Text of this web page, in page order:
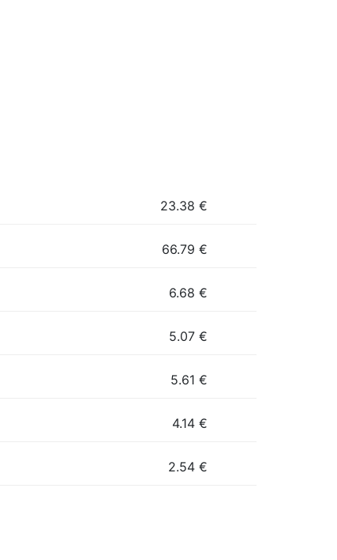
23.38 €
66.79 €
6.68 €
5.07 €
5.61 €
4.14 €
2.54 €